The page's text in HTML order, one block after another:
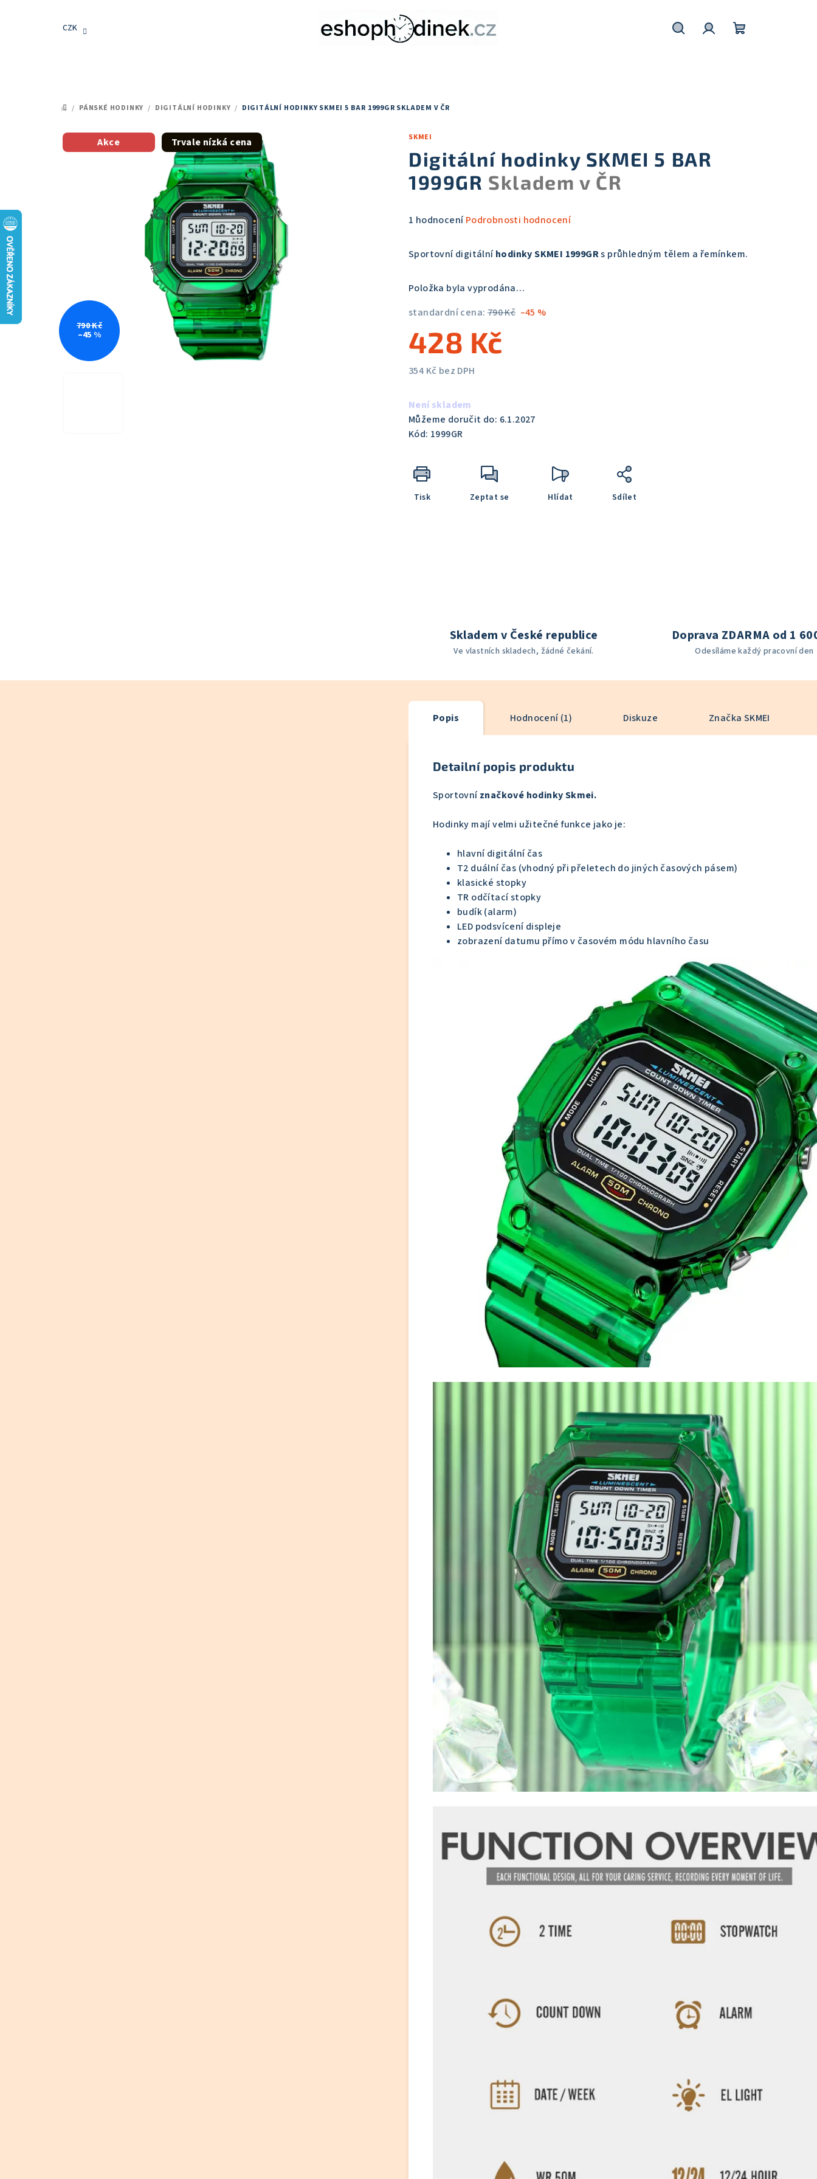
CZK
DOMŮ
/ PÁNSKÉ HODINKY / DIGITÁLNÍ HODINKY / DIGITÁLNÍ HODINKY SKMEI 5 BAR 1999GR SKLADEM V ČR
SKMEI
Digitální hodinky SKMEI 5 BAR
1999GR Skladem v ČR
Průměrné
produktu
je
z
1 hodnocení Podrobnosti hodnocení
Sportovní digitálníhodinky SKMEI 1999GRs průhledným tělem a řemínkem.
Položka byla vyprodána…
standardní cena: 790 Kč –45 %
428 Kč
354 Kč bez DPH
cena:
Není skladem
Můžeme doručit do: 6.1.2027
Kód: 1999GR
Tisk Zeptat se Hlídat Sdílet
Akce Trvale nízká cena
790 Kč
–45 %
Skladem v České republice
Ve vlastních skladech, žádné čekání.
Doprava ZDARMA od 1
Odesíláme každý pracovní den
Popis Hodnocení (1) Diskuze Značka SKMEI
Detailní popis produktu
Sportovníznačkové hodinky Skmei.
Hodinky mají velmi užitečné funkce jako je:
hlavní digitální čas
T2 duální čas (vhodný při přeletech do jiných časových pásem)
klasické stopky
TR odčítací stopky
budík (alarm)
LED podsvícení displeje
zobrazení datumu přímo v časovém módu hlavního času